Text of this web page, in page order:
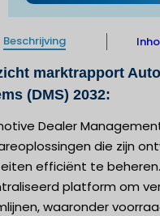
Beschrijving
marktrapport
(DMS) 2032:
Dealer
die zijn
efficiënt te
platform om
waaronder